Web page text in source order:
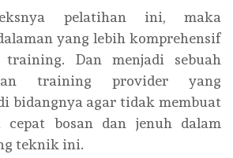
pelatihan ini, maka
yang lebih komprehensif
training. Dan menjadi sebuah
training provider yang
bidangnya agar tidak membuat
cepat bosan dan jenuh dalam
teknik ini.